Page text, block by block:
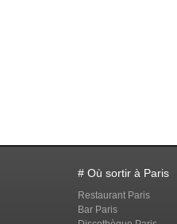
# Où sortir à Paris
Restaurant Paris
Bar Paris